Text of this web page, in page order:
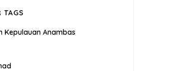
TAGS
Kepulauan Anambas